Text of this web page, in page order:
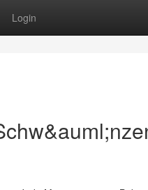
Login